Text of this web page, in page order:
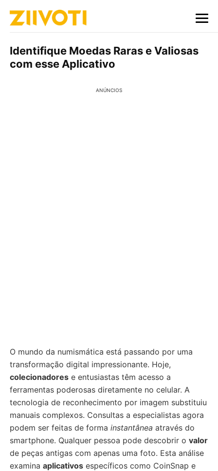
Identifique Moedas Raras e Valiosas
com esse Aplicativo
ANÚNCIOS
O mundo da numismática está passando por uma
transformação digital impressionante. Hoje,
colecionadores e entusiastas têm acesso a
ferramentas poderosas diretamente no celular. A
tecnologia de reconhecimento por imagem substituiu
manuais complexos. Consultas a especialistas agora
podem ser feitas de forma instantânea através do
smartphone. Qualquer pessoa pode descobrir o valor
de peças antigas com apenas uma foto. Esta análise
examina aplicativos específicos como CoinSnap e